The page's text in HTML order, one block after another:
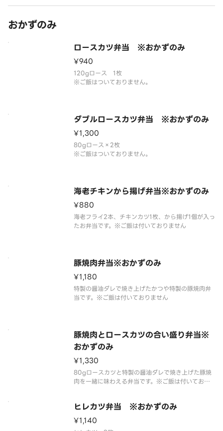
おかずのみ
ロースカツ弁当 ※おかずのみ
¥940
120gロース 1枚
※ご飯はついておりません。
ダブルロースカツ弁当 ※おかずのみ
¥1,300
80gロース×2枚
※ご飯はついておりません。
海老チキンから揚げ弁当※おかずのみ
¥880
海老フライ2本、チキンカツ1枚、から揚げ1個が入っ
たお弁当です。※ご飯は付いておりません
豚焼肉弁当※おかずのみ
¥1,180
特製の醤油ダレで焼き上げたかつや特製の豚焼肉弁
当です。※ご飯は付いておりません
豚焼肉とロースカツの合い盛り弁当※
おかずのみ
¥1,330
80gロースカツと特製の醤油ダレで焼き上げた豚焼
肉を一緒に味わえる弁当です。※ご飯は付いており
ヒレカツ弁当 ※おかずのみ
¥1,140